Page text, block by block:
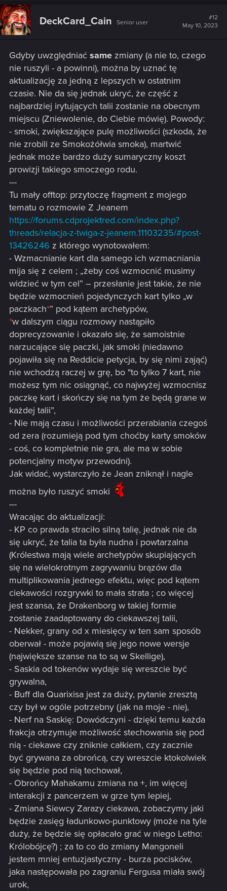
zmian w istniejących kartach.
Niech twój rodowód pomoże ci zwyciężyć!
Powraca Wydarzenie Sklepa!
Sklep przybył ze swoich wojaży. Ukończ kontrakty, by
zgarnąć ekskluzywne nagrody, lub odwiedź Sklepa, by
zobaczyć, co ma do zaoferowania. Pamiętaj, żeby przynieść
mu trochę błyszczących kamieni, które znajdziesz grając w
GWINTA! Na czas wydarzenia Sklep przygotował także
specjalne oferty dla swoich ulubionych ludziów! Zyskaj 30%
zniżki na wybrane ozdoby.
Wydarzenie potrwa od 12 do 26 maja.
wzmocnij tę kartę o liczbę Smoków znajdujących się w
twojej talii początkowej.
Nowe efekty specjalne obrońcy – za każdym razem,
gdy wybierasz cel, jeśli po twojej stronie bitwy znajduje
się obrońca, nowy efekt podświetli efekt od statusu
oraz wyraźniej oznaczy wszystkie dostępne cele w
danym rzędzie.
Neutralne
Myrgtabrakke
Siłę zmieniono z 5 na 4.
Koszt werbunku zmieniono z 7 na 12.
Zdolność zmieniono na:
Rodowód.
Rozmieszczenie: Dobierz Smoka, a następnie przenieś kartę
Rozkaz: Zadaj wybranej jednostce wroga 1 pkt obrażeń.
Ładunki: 0
Na początku gry ustaw liczbę ładunków na taką, która
będzie odpowiadać twojemu rodowodowi [0].
Koszt werbunku zmieniono z 10 na 12.
Zdolność zmieniono na:
Rodowód.
Rozmieszczenie: Stwórz Kataklizm w przeciwnym rzędzie na
czas 2 tur.
Odliczanie 3: Zadaj wszystkim wrogim jednostkom 1 pkt
obrażeń.
Płotka
Koszt werbunku zmieniono z 9 na 10.
Saskia: Smoczy Ogień
Siłę zmieniono z 5 na 1.
Koszt werbunku zmieniono z 10 na 12.
Zdolność zmieniono na:
Rodowód.
Jeśli ta karta znajduje się w ręce, talii lub na polu bitwy, za
każdym razem, gdy wroga jednostka zostanie zniszczona
lub wygnana podczas twojej tury, wzmocnij się o 1.
c
t
i
o
:
DeckCard_Cain Senior user
#12
May 10, 2023
Gdyby uwzględniać same zmiany (a nie to, czego
nie ruszyli - a powinni), można by uznać tę
aktualizację za jedną z lepszych w ostatnim
czasie. Nie da się jednak ukryć, że część z
najbardziej irytujących talii zostanie na obecnym
miejscu (Zniewolenie, do Ciebie mówię). Powody:
- smoki, zwiększające pulę możliwości (szkoda, że
nie zrobili ze Smokożółwia smoka), martwić
jednak może bardzo duży sumaryczny koszt
prowizji takiego smoczego rodu.
---
Tu mały offtop: przytoczę fragment z mojego
tematu o rozmowie Z Jeanem
https://forums.cdprojektred.com/index.php?
threads/relacja-z-twiga-z-jeanem.11103235/#post-
13426246 z którego wynotowałem:
- Wzmacnianie kart dla samego ich wzmacniania
mija się z celem ; „żeby coś wzmocnić musimy
widzieć w tym cel” – przesłanie jest takie, że nie
będzie wzmocnień pojedynczych kart tylko „w
paczkach*” pod kątem archetypów,
*w dalszym ciągu rozmowy nastąpiło
doprecyzowanie i okazało się, że samoistnie
narzucające się paczki, jak smoki (niedawno
pojawiła się na Reddicie petycja, by się nimi zająć)
nie wchodzą raczej w grę, bo "to tylko 7 kart, nie
możesz tym nic osiągnąć, co najwyżej wzmocnisz
paczkę kart i skończy się na tym że będą grane w
każdej talii”,
- Nie mają czasu i możliwości przerabiania czegoś
od zera (rozumieją pod tym choćby karty smoków
- coś, co kompletnie nie gra, ale ma w sobie
potencjalny motyw przewodni).
Jak widać, wystarczyło że Jean zniknął i nagle
można było ruszyć smoki
---
Wracając do aktualizacji:
- KP co prawda straciło silną talię, jednak nie da
się ukryć, że talia ta była nudna i powtarzalna
(Królestwa mają wiele archetypów skupiających
się na wielokrotnym zagrywaniu brązów dla
multiplikowania jednego efektu, więc pod kątem
ciekawości rozgrywki to mała strata ; co więcej
jest szansa, że Drakenborg w takiej formie
zostanie zaadaptowany do ciekawszej talii,
- Nekker, grany od x miesięcy w ten sam sposób
oberwał - może pojawią się jego nowe wersje
(największe szanse na to są w Skellige),
- Saskia od tokenów wydaje się wreszcie być
grywalna,
- Buff dla Quarixisa jest za duży, pytanie zresztą
czy był w ogóle potrzebny (jak na moje - nie),
- Nerf na Saskię: Dowódczyni - dzięki temu każda
frakcja otrzymuje możliwość stechowania się pod
nią - ciekawe czy zniknie całkiem, czy zacznie
być grywana za obrońcą, czy wreszcie ktokolwiek
się będzie pod nią techował,
- Obrońcy Mahakamu zmiana na +, im więcej
interakcji z pancerzem w grze tym lepiej,
- Zmiana Siewcy Zarazy ciekawa, zobaczymy jaki
będzie zasięg ładunkowo-punktowy (może na tyle
duży, że będzie się opłacało grać w niego Letho:
Królobójcę?) ; za to co do zmiany Mangoneli
jestem mniej entuzjastyczny - burza pocisków,
jaka następowała po zagraniu Fergusa miała swój
urok,